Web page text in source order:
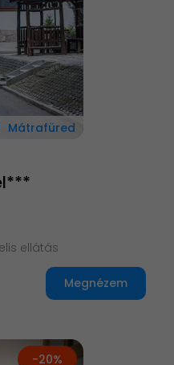
Mátrafüred
ellátás
Megnézem
-20%